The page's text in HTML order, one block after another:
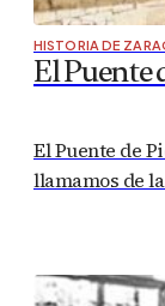
HISTORIA DE
El Puente
El Puente de
llamamos de